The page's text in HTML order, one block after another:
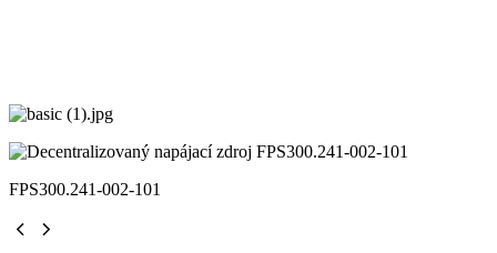
FPS300.241-002-101